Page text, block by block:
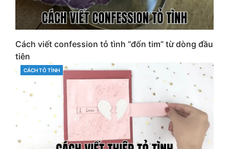
Cách viết confession tỏ tình “đốn tim” từ dòng đầu
tiên
CATEGORIES
CÁCH TỎ TÌNH